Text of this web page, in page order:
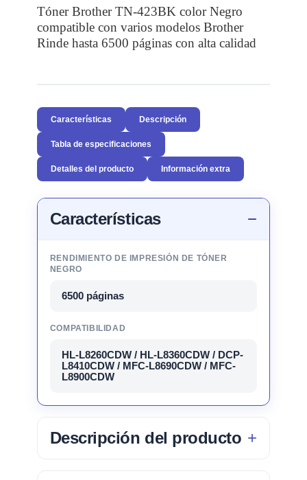
Tóner Brother TN-423BK color Negro
compatible con varios modelos Brother
Rinde hasta 6500 páginas con alta calidad
Características Descripción
Tabla de especificaciones
Detalles del producto Información extra
Características
RENDIMIENTO DE IMPRESIÓN DE TÓNER
NEGRO
6500 páginas
COMPATIBILIDAD
HL-L8260CDW / HL-L8360CDW / DCP-
L8410CDW / MFC-L8690CDW / MFC-
L8900CDW
Descripción del producto